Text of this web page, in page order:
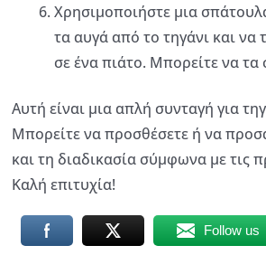
Χρησιμοποιήστε μια
τα αυγά από το τηγάνι και να
σε ένα πιάτο. Μπορείτε να τα
Αυτή είναι μια απλή συνταγή για
Μπορείτε να προσθέσετε ή να
και τη διαδικασία σύμφωνα με τις
Καλή επιτυχία!
Follow us